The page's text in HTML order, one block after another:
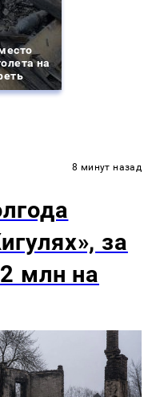
на
8 минут назад
за
млн на